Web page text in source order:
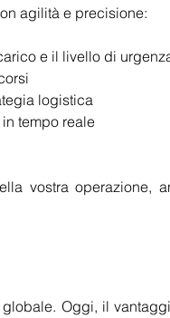
agilità e precisione:
e il livello di
logistica
tempo reale
vostra operazione,
Oggi, il